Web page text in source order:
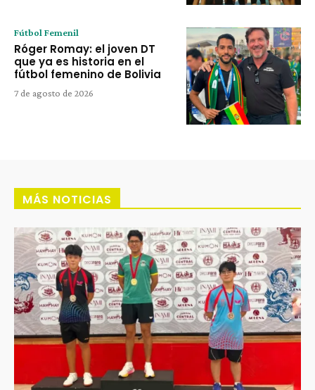
Fútbol Femenil
Róger Romay: el joven DT
que ya es historia en el
fútbol femenino de Bolivia
7 de agosto de 2026
MÁS NOTICIAS